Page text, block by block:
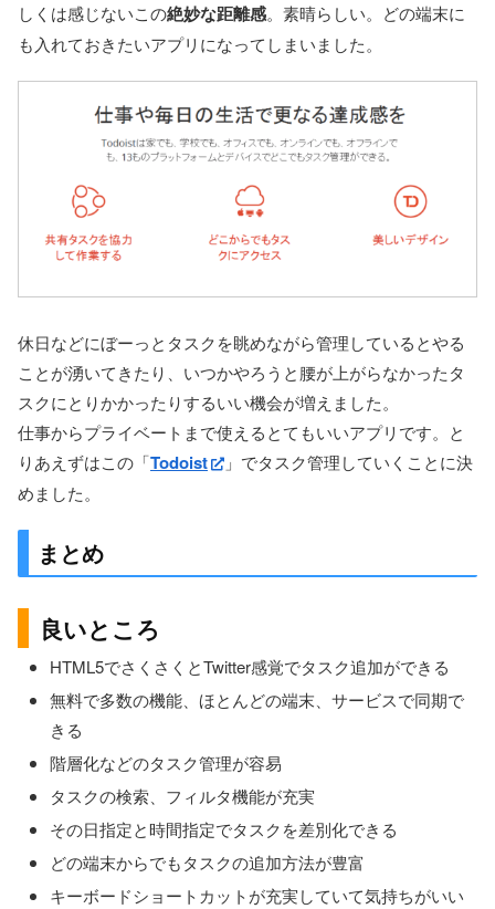
しくは感じないこの絶妙な距離感。素晴らしい。どの端末に
も入れておきたいアプリになってしまいました。
休日などにぼーっとタスクを眺めながら管理しているとやる
ことが湧いてきたり、いつかやろうと腰が上がらなかったタ
スクにとりかかったりするいい機会が増えました。
仕事からプライベートまで使えるとてもいいアプリです。と
りあえずはこの「Todoist
」でタスク管理していくことに決
めました。
まとめ
良いところ
HTML5でさくさくとTwitter感覚でタスク追加ができる
無料で多数の機能、ほとんどの端末、サービスで同期で
きる
階層化などのタスク管理が容易
タスクの検索、フィルタ機能が充実
その日指定と時間指定でタスクを差別化できる
どの端末からでもタスクの追加方法が豊富
キーボードショートカットが充実していて気持ちがいい